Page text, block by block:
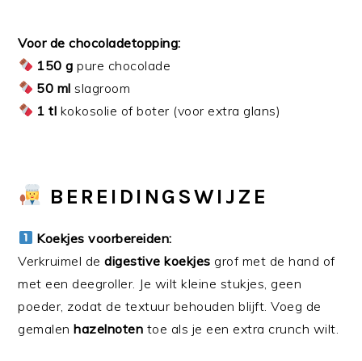
Voor de chocoladetopping:
150 g pure chocolade
50 ml slagroom
1 tl kokosolie of boter (voor extra glans)
BEREIDINGSWIJZE
Koekjes voorbereiden:
Verkruimel dedigestive koekjes grof met de hand of
met een deegroller. Je wilt kleine stukjes, geen
poeder, zodat de textuur behouden blijft. Voeg de
gemalenhazelnoten toe als je een extra crunch wilt.